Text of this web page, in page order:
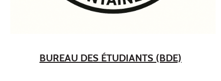
BUREAU DES ÉTUDIANTS (BDE)